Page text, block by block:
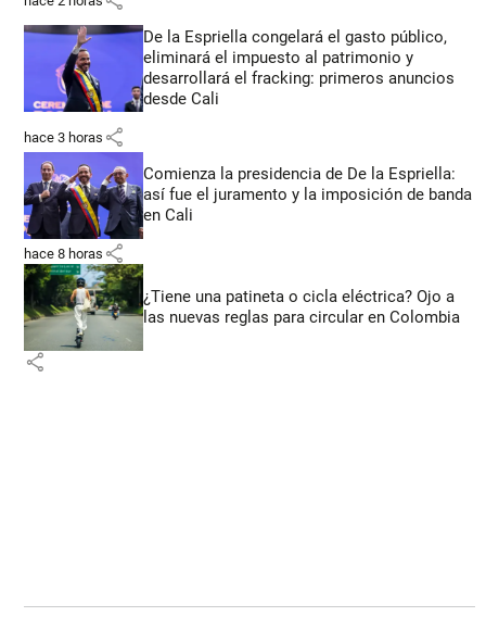
De la Espriella congelará el gasto público,
eliminará el impuesto al patrimonio y
desarrollará el fracking: primeros anuncios
desde Cali
hace 3 horas share
Comienza la presidencia de De la Espriella:
así fue el juramento y la imposición de banda
en Cali
hace 8 horas share
¿Tiene una patineta o cicla eléctrica? Ojo a
las nuevas reglas para circular en Colombia
share